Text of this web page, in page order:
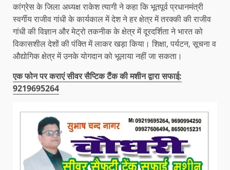
कांग्रेस के जिला अध्यक्ष राकेश त्यागी ने कहा कि भूतपूर्व प्रधानमंत्री
स्वर्गीय राजीव गांधी के कार्यकाल में देश ने हर क्षेत्र में तरक्की की राजीव
गांधी की विज्ञान और मेट्रो तकनीक के क्षेत्र में दूरदर्शिता ने भारत को
विकासशील देशों की पंक्ति में लाकर खड़ा किया। शिक्षा, पर्यटन, सूचना व
औद्योगिक क्षेत्र में उनके योगदान को भूलाया नहीं जा सकता।
एक फोन पर कराएं सीवर सैप्टिक टैंक की मशीन द्वारा सफाई:
9219695264